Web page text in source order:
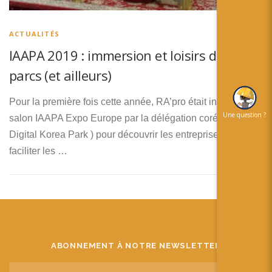
Español
ACTUALITÉS
IAAPA 2019 : immersion et loisirs dans les
parcs (et ailleurs)
Pour la première fois cette année, RA’pro était invitée au
salon IAAPA Expo Europe par la délégation coréenne (
Digital Korea Park ) pour découvrir les entreprises et
faciliter les …
ABONNEMENT À NOTRE NEWSLETTER
Une question ?